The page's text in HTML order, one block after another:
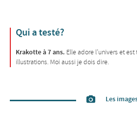
Qui a testé?
Krakotte à 7 ans. Elle adore l’univers et
illustrations. Moi aussi je dois dire.
Les